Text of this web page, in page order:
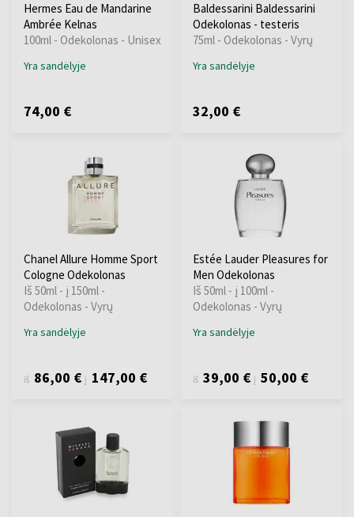
Hermes Eau de Mandarine
Ambrée Kelnas
100ml - Odekolonas - Unisex
Yra sandėlyje
74,00 €
Baldessarini Baldessarini
Odekolonas - testeris
75ml - Odekolonas - Vyrų
Yra sandėlyje
32,00 €
Chanel Allure Homme Sport
Cologne Odekolonas
Iš 50ml - į 150ml -
Odekolonas - Vyrų
Yra sandėlyje
iš 86,00 € į 147,00 €
Estée Lauder Pleasures for
Men Odekolonas
Iš 50ml - į 100ml -
Odekolonas - Vyrų
Yra sandėlyje
iš 39,00 € į 50,00 €